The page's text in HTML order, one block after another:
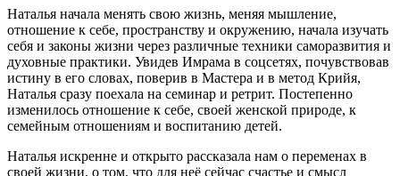
Наталья начала менять свою жизнь, меняя мышление,
отношение к себе, пространству и окружению, начала изучать
себя и законы жизни через различные техники саморазвития и
духовные практики. Увидев Имрама в соцсетях, почувствовав
истину в его словах, поверив в Мастера и в метод Крийя,
Наталья сразу поехала на семинар и ретрит. Постепенно
изменилось отношение к себе, своей женской природе, к
семейным отношениям и воспитанию детей.
Наталья искренне и открыто рассказала нам о переменах в
своей жизни, о том, что для неё сейчас счастье и смысл